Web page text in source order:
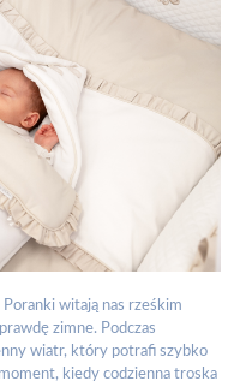
witają nas rześkim
zimne. Podczas
wiatr, który potrafi szybko
kiedy codzienna troska